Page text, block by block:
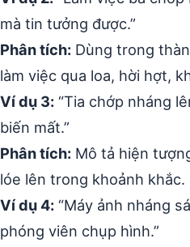
mà tin tưởng được.”
Phân tích: Dùng trong
làm việc qua loa, hời hợt,
Ví dụ 3: “Tia chớp nháng
biến mất.”
Phân tích: Mô tả hiện
lóe lên trong khoảnh khắc.
Ví dụ 4: “Máy ảnh nháng
phóng viên chụp hình.”